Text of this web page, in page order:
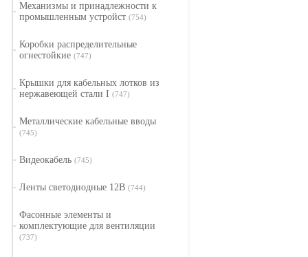
Механизмы и принадлежности к
промышленным устройст (754)
Коробки распределительные
огнестойкие (747)
Крышки для кабельных лотков из
нержавеющей стали I (747)
Металлические кабельные вводы
(745)
Видеокабель (745)
Ленты светодиодные 12В (744)
Фасонные элементы и
комплектующие для вентиляции
(737)